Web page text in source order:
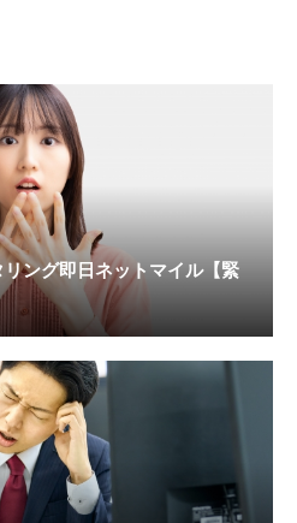
ング即日ネットマイル【緊